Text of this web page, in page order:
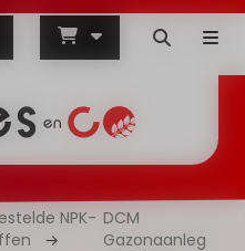
NPK- DCM
Gazonaanleg